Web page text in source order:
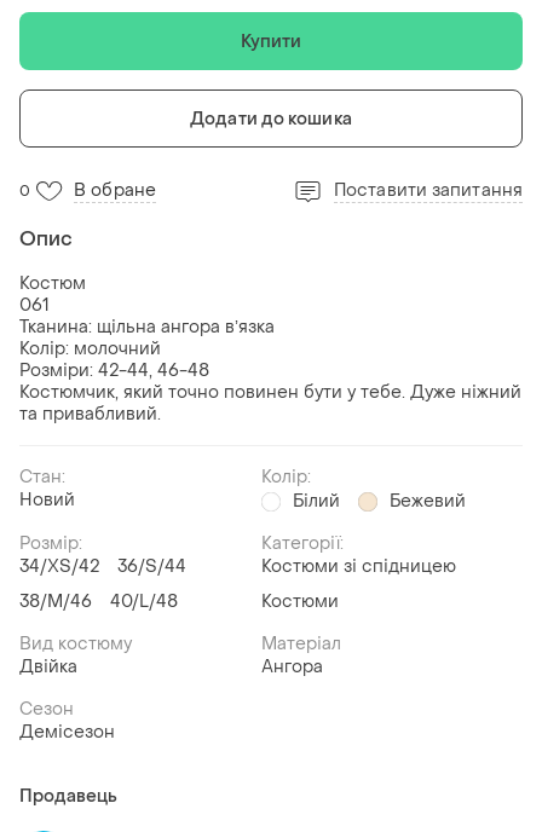
Купити
Додати до кошика
0 В обране Поставити запитання
Опис
Костюм
061
Тканина: щільна ангора вʼязка
Колір: молочний
Розміри: 42-44, 46-48
Костюмчик, який точно повинен бути у тебе. Дуже ніжний
та привабливий.
Стан:
Новий
Колір:
Білий
Бежевий
Розмір:
34/XS/42
36/S/44
38/M/46
40/L/48
Категорії:
Костюми зі спідницею
Костюми
Вид костюму
Двійка
Матеріал
Ангора
Сезон
Демісезон
Продавець